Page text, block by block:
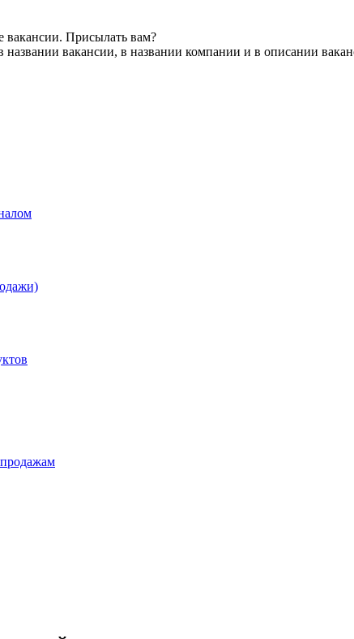
вакансии. Присылать вам?
названии вакансии, в названии компании и в описании